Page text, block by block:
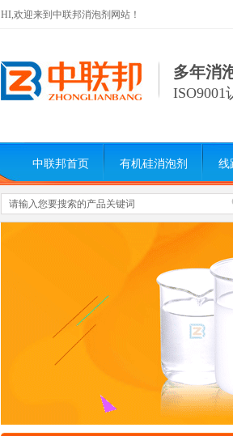
HI,欢迎来到中联邦消泡剂网站！
多年消
ISO9001
中联邦首页 有机硅消泡剂 线